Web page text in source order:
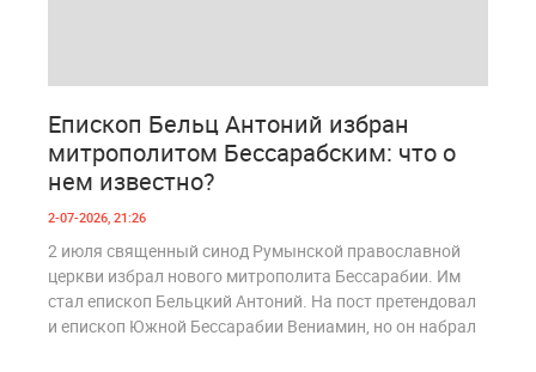
Епископ Бельц Антоний избран
митрополитом Бессарабским: что о
нем известно?
2-07-2026, 21:26
2 июля священный синод Румынской православной
церкви избрал нового митрополита Бессарабии. Им
стал епископ Бельцкий Антоний. На пост претендовал
и епископ Южной Бессарабии Вениамин, но он набрал